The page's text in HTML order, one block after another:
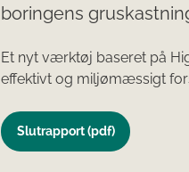
boringens
Et nyt værktøj baseret på
effektivt og miljømæssigt
Slutrapport (pdf)